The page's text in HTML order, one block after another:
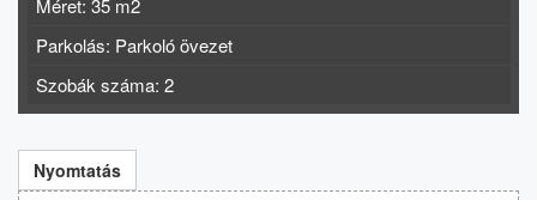
Parkolás: Parkoló övezet
Szobák száma: 2
Nyomtatás